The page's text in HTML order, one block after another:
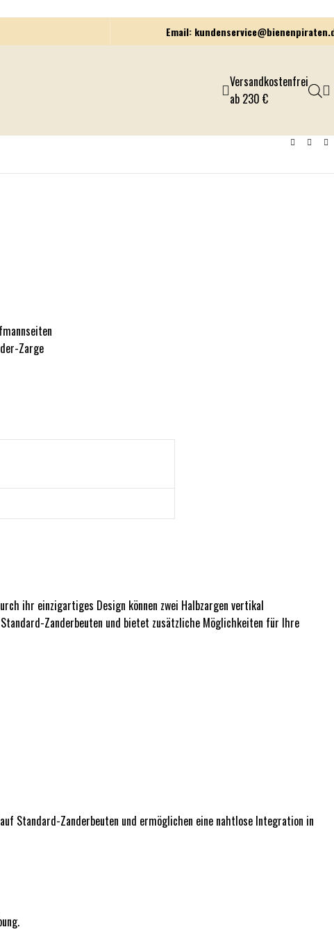
Email:
Versandkostenfrei
ab 230 €
Zarge
ihr einzigartiges Design können zwei Halbzargen vertikal
Zanderbeuten und bietet zusätzliche Möglichkeiten für Ihre
Standard-Zanderbeuten und ermöglichen eine nahtlose Integration in